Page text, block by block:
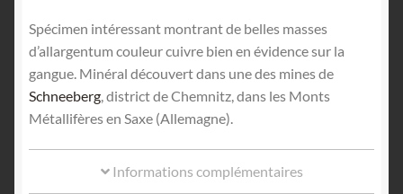
Spécimen intéressant montrant de belles masses
d’allargentum couleur cuivre bien en évidence sur la
gangue. Minéral découvert dans une des mines de
Schneeberg , district de Chemnitz, dans les Monts
Métallifères en Saxe (Allemagne).
Informations complémentaires